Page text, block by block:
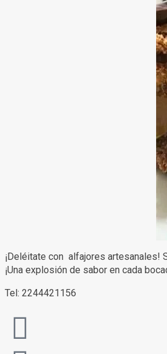
¡Deléitate con alfajores artesanales!
¡Una explosión de sabor en cada
Tel: 2244421156